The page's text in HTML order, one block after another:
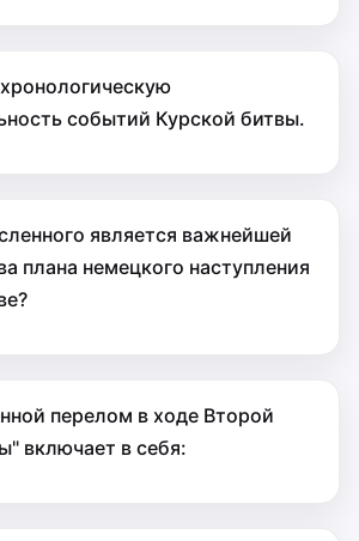
событий Курской битвы.
является важнейшей
плана немецкого наступления
перелом в ходе Второй
включает в себя: